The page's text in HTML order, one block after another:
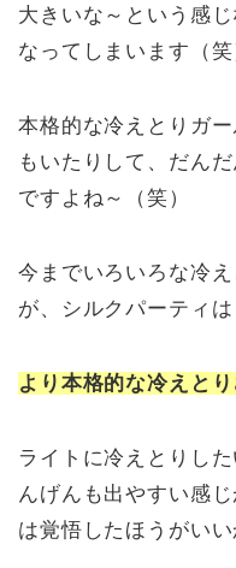
大きいな～という感
なってしまいます（笑
本格的な冷えとりガ
もいたりして、だん
ですよね～（笑）
今までいろいろな冷
が、シルクパーティは
より本格的な冷えと
ライトに冷えとりし
んげんも出やすい感
は覚悟したほうがいい